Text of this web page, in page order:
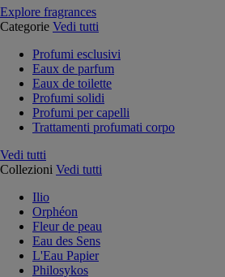
Explore fragrances
Categorie Vedi tutti
Profumi esclusivi
Eaux de parfum
Eaux de toilette
Profumi solidi
Profumi per capelli
Trattamenti profumati corpo
Vedi tutti
Collezioni Vedi tutti
Ilio
Orphéon
Fleur de peau
Eau des Sens
L'Eau Papier
Philosykos